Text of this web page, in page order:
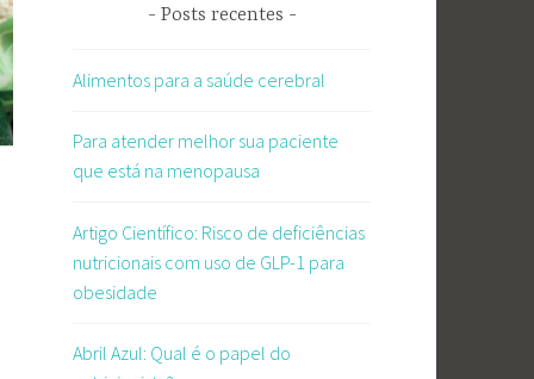
Posts recentes
Alimentos para a saúde cerebral
Para atender melhor sua paciente
que está na menopausa
Artigo Científico: Risco de deficiências
nutricionais com uso de GLP-1 para
obesidade
Abril Azul: Qual é o papel do